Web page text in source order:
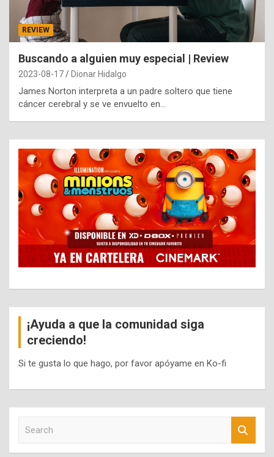
REVIEW
Buscando a alguien muy especial | Review
2023-08-17 Dionar Hidalgo
James Norton interpreta a un padre soltero que tiene
cáncer cerebral y se ve envuelto en…
¡Ayuda a que la comunidad siga
creciendo!
Si te gusta lo que hago, por favor apóyame en Ko-fi